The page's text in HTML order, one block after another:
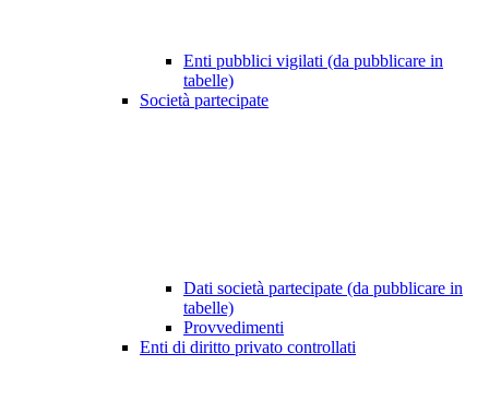
Enti pubblici vigilati (da pubblicare in
tabelle)
Società partecipate
Dati società partecipate (da pubblicare in
tabelle)
Provvedimenti
Enti di diritto privato controllati